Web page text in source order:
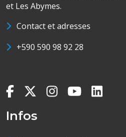
et Les Abymes.
Contact et adresses
+590 590 98 92 28
Infos